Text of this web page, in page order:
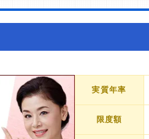
実質年率
限度額